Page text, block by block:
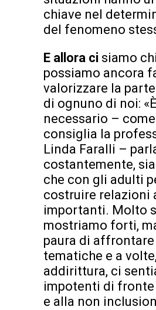
chiave nel
del fenomeno
E allora ci siamo
possiamo ancora
valorizzare la
di ognuno di noi: «È
necessario –
consiglia la
Linda Faralli –
costantemente,
che con gli adulti
costruire relazioni
importanti. Molto
mostriamo forti,
paura di
tematiche e a volte,
addirittura, ci
impotenti di fronte
e alla non